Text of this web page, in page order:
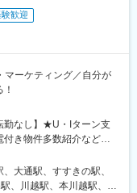
歓迎
マーケティング／自分が
勤なし】★U・Iターン支
付き物件多数紹介など★
＜本社オフィス＞東京都
新橋駅」徒歩5分以内＜
岡藤ビル203└各線
大通駅、すすきの駅、
、川越駅、本川越駅、千